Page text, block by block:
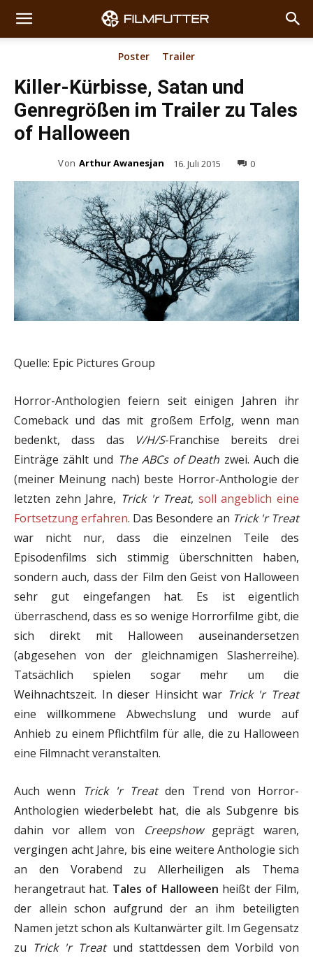
Poster Trailer
Killer-Kürbisse, Satan und
Genregrößen im Trailer zu Tales
of Halloween
Von Arthur Awanesjan 16. Juli 2015 0
Quelle: Epic Pictures Group
Horror-Anthologien feiern seit einigen Jahren ihr
Comeback und das mit großem Erfolg, wenn man
bedenkt, dass das
V/H/S-Franchise bereits drei
Einträge zählt und The ABCs of Death zwei. Auch die
(meiner Meinung nach) beste Horror-Anthologie der
letzten zehn Jahre, Trick 'r Treat, soll angeblich eine
Fortsetzung erfahren. Das Besondere an Trick 'r Treat
war nicht nur, dass die einzelnen Teile des
Episodenfilms sich stimmig überschnitten haben,
sondern auch, dass der Film den Geist von Halloween
sehr gut eingefangen hat. Es ist eigentlich
überraschend, dass es so wenige Horrorfilme gibt, die
sich direkt mit Halloween auseinandersetzen
(abgesehen von der gleichnamigen Slasherreihe).
Tatsächlich spielen sogar mehr um die
Weihnachtszeit. In dieser Hinsicht war Trick 'r Treat
eine willkommene Abwechslung und wurde auf
Anhieb zu einem Pflichtfilm für alle, die zu Halloween
eine Filmnacht veranstalten.
Auch wenn Trick 'r Treatden Trend von Horror-
Anthologien wiederbelebt hat, die als Subgenre bis
dahin vor allem von
Creepshowgeprägt waren,
vergingen acht Jahre, bis eine weitere Anthologie sich
an den Vorabend zu Allerheiligen als Thema
herangetraut hat. Tales of Halloween heißt der Film,
der allein schon aufgrund der an ihm beteiligten
Namen jetzt schon als Kultanwärter gilt. Im Gegensatz
zu Trick 'r Treatund stattdessen dem Vorbild von